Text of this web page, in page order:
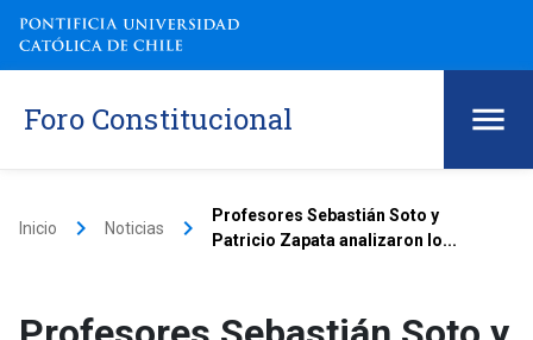
Foro Constitucional
Inicio keyboard_arrow_right Noticias keyboard_arrow_right
Profesores Sebastián Soto y
Patricio Zapata analizaron lo...